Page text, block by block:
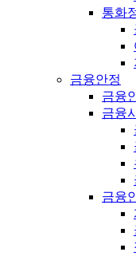
통화
금융안정
금융
금융
금융